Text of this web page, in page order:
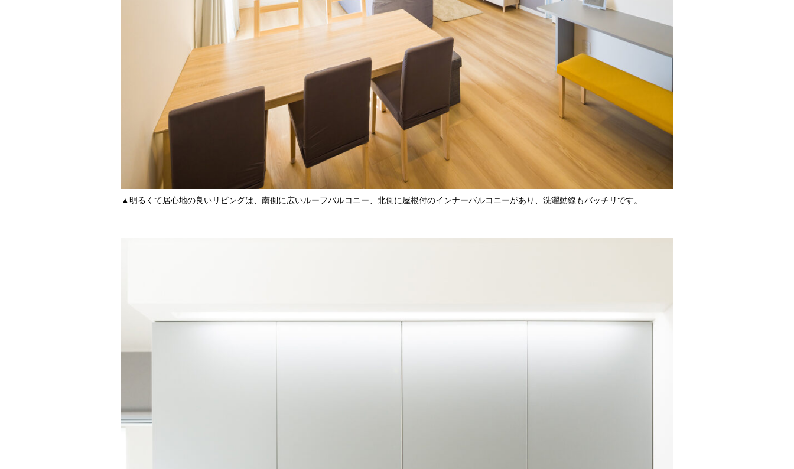
▲明るくて居心地の良いリビングは、南側に広いルーフバルコニー、北側に屋根付のインナーバルコニーがあり、洗濯動線もバッチリです。